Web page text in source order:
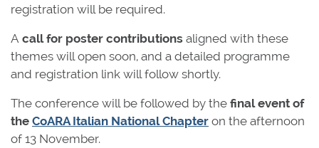
registration will be required.
A call for poster contributions aligned with these
themes will open soon, and a detailed programme
and registration link will follow shortly.
The conference will be followed by the final event of
the CoARA Italian National Chapter on the afternoon
of 13 November.